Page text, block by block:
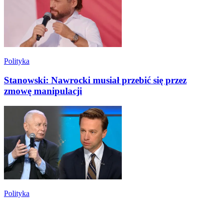
Polityka
Stanowski: Nawrocki musiał przebić się przez
zmowę manipulacji
Polityka